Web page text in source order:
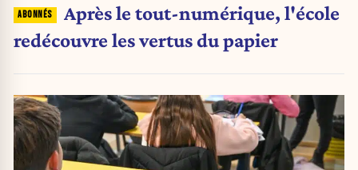
Après le tout-numérique, l'école
redécouvre les vertus du papier